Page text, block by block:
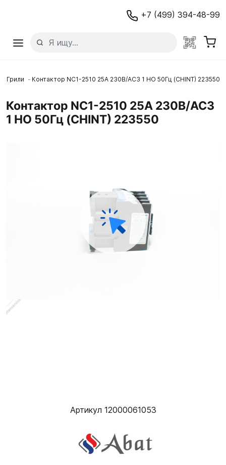
+7 (499) 394-48-99
Грили Контактор NC1-2510 25А 230В/АС3 1 НО 50Гц (CHINT) 223550
Контактор NC1-2510 25А 230В/АС3
1 НО 50Гц (CHINT) 223550
Артикул 12000061053